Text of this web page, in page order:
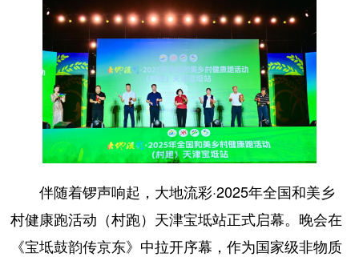
伴随着锣声响起，大地流彩·2025年全国和美乡
村健康跑活动（村跑）天津宝坻站正式启幕。晚会在
《宝坻鼓韵传京东》中拉开序幕，作为国家级非物质